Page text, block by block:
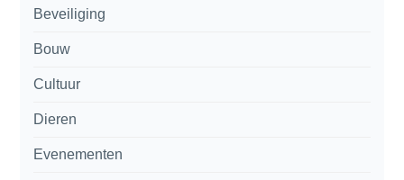
Beveiliging
Bouw
Cultuur
Dieren
Evenementen